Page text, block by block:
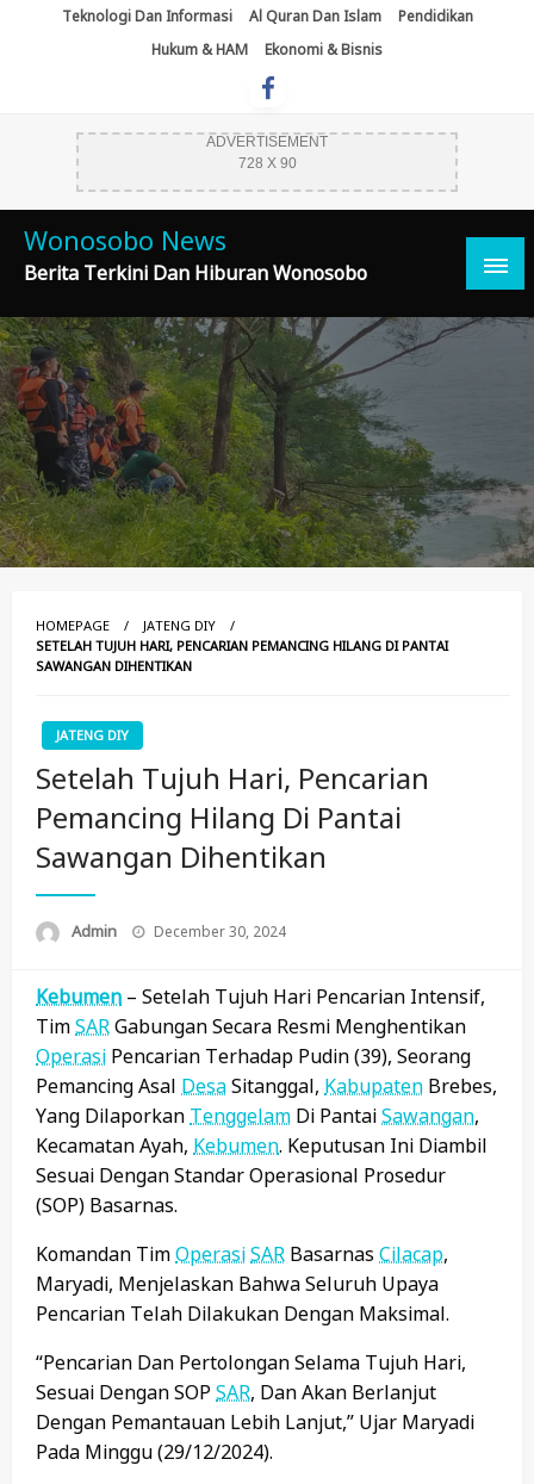
Teknologi Dan Informasi Al Quran Dan Islam
Pendidikan
Hukum & HAM
Ekonomi & Bisnis
ADVERTISEMENT
728 X 90
Wonosobo News
Berita Terkini Dan Hiburan Wonosobo
HOMEPAGE
JATENG DIY
SETELAH TUJUH HARI, PENCARIAN PEMANCING HILANG DI PANTAI
SAWANGAN DIHENTIKAN
JATENG DIY
Setelah Tujuh Hari, Pencarian
Pemancing Hilang Di Pantai
Sawangan Dihentikan
Admin
Posted
December 30, 2024
Kebumen – Setelah Tujuh Hari Pencarian Intensif,
TimSARGabungan Secara Resmi Menghentikan
Operasi Pencarian Terhadap Pudin (39), Seorang
Pemancing Asal DesaSitanggal, Kabupaten Brebes,
Yang Dilaporkan Tenggelam Di PantaiSawangan,
Kecamatan Ayah, Kebumen. Keputusan Ini Diambil
Sesuai Dengan Standar Operasional Prosedur
(SOP) Basarnas.
Komandan TimOperasiSAR Basarnas Cilacap,
Maryadi, Menjelaskan Bahwa Seluruh Upaya
Pencarian Telah Dilakukan Dengan Maksimal.
“Pencarian Dan Pertolongan Selama Tujuh Hari,
Sesuai Dengan SOPSAR, Dan Akan Berlanjut
Dengan Pemantauan Lebih Lanjut,” Ujar Maryadi
Pada Minggu (29/12/2024).